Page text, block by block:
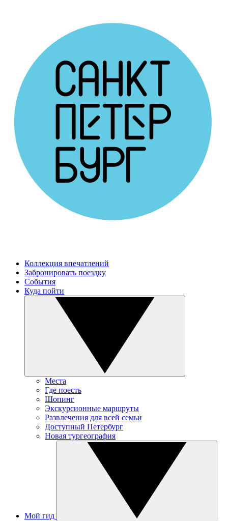
Коллекция впечатлений
Забронировать поездку
События
Куда пойти
Места
Где поесть
Шопинг
Экскурсионные маршруты
Развлечения для всей семьи
Доступный Петербург
Новая тургеография
Мой гид